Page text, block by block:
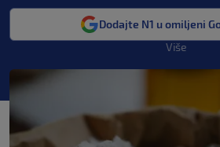
Dodajte N1 u omiljeni
Više